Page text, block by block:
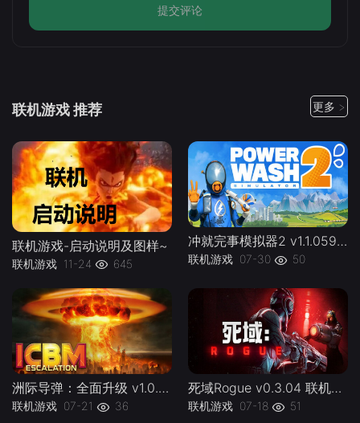
提交评论
联机游戏 推荐 更多 >
联机游戏-启动说明及图样~
联机游戏 11-24 645
冲就完事模拟器2 v1.1.059联机PowerWash.Simulator.2.v1.1.059kj -下载-游戏本体-绿色免安装-解压即玩~
联机游戏 07-30 50
洲际导弹：全面升级 v1.0.0 联机 ICBM lj -下载-游戏本体-绿色免安装-解压即玩~
联机游戏 07-21 36
死域Rogue v0.3.04 联机Deadzone Rogue lj -下载-游戏本体-绿色免安装-解压即玩~
联机游戏 07-18 51